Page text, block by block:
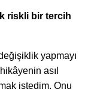
riskli bir tercih
yapmayı
asıl
istedim. Onu